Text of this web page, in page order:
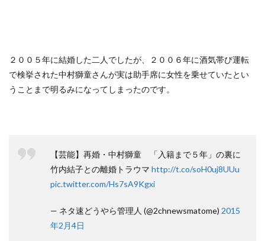
２００５年に結婚した二人でしたが、２００６年に酒気帯び運転
で検挙された中村獅童さんが実は助手席に女性を乗せていたとい
うことまで明るみになってしまったのです。
【芸能】再婚・中村獅童 「入籍まで５年」の裏に
竹内結子との離婚トラウマ http://t.co/soH0uj8UUu
pic.twitter.com/Hs7sA9Kgxi
— ネタ速どうやら管理人 (@2chnewsmatome) 2015
年2月4日